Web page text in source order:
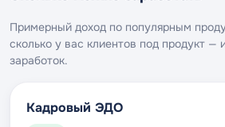
Примерный доход по популярным
сколько у вас клиентов под продукт —
заработок.
Кадровый ЭДО